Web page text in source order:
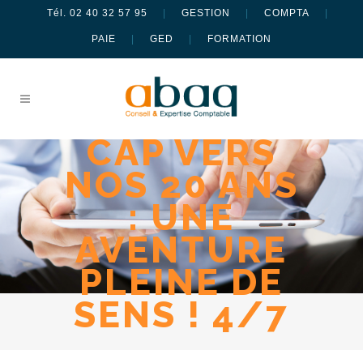
Tél. 02 40 32 57 95 GESTION COMPTA
PAIE GED FORMATION
CAP VERS
NOS 20 ANS
: UNE
AVENTURE
PLEINE DE
SENS ! 4/7